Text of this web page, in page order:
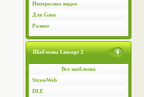
Интересное видео
Для Gma
Разное
Шаблоны Lineage 2
Все шаблоны
StressWeb
DLE